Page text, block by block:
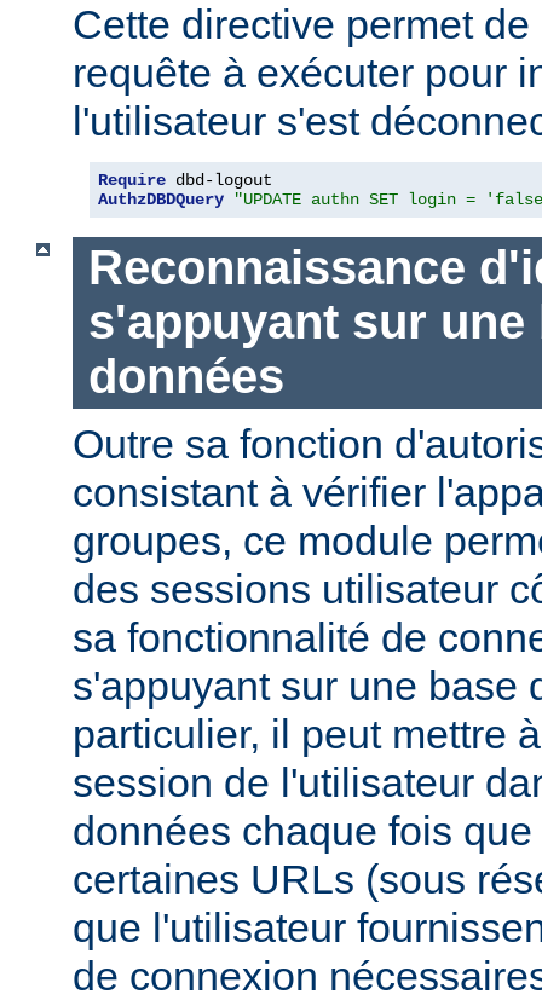
Cette directive permet
requête à exécuter pour
l'utilisateur s'est
Require
AuthzDBDQuery
"UPDATE authn SET login =
Reconnaissance
s'appuyant sur une
données
Outre sa fonction
consistant à vérifier
groupes, ce module
des sessions utilisateur
sa fonctionnalité de
s'appuyant sur une base
particulier, il peut mettre
session de l'utilisateur
données chaque fois
certaines URLs (sous
que l'utilisateur
de connexion